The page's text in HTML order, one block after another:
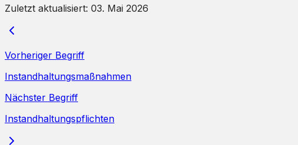
Zuletzt aktualisiert: 03. Mai 2026
Vorheriger Begriff
Instandhaltungsmaßnahmen
Nächster Begriff
Instandhaltungspflichten